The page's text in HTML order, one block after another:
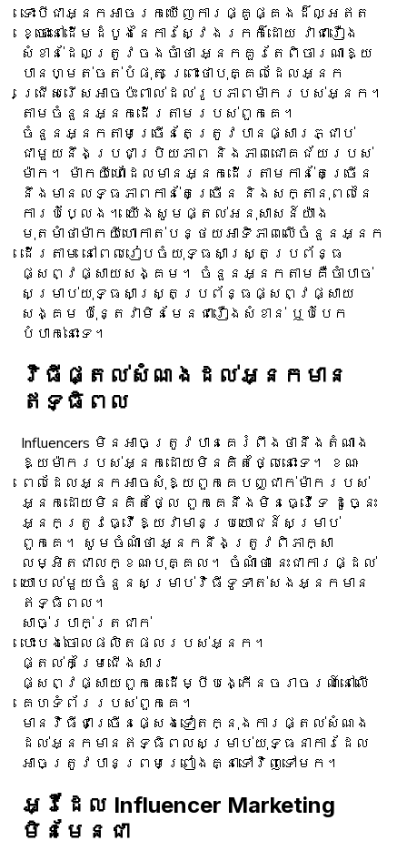
ទោះបីជាអ្នកអាចរកឃើញការផ្គូផ្គងដ៏ល្អឥត
ខ្ចោះនៅដើមដំបូងនៃការស្វែងរកក៏ដោយ វាជារឿង
សំខាន់ដែលត្រូវចងចាំថា អ្នកគួរតែពិចារណាឱ្យ
បានហ្មត់ចត់បំផុត ព្រោះថាបុគ្គលដែលអ្នក
ជ្រើសរើសអាចប៉ះពាល់ដល់រូបភាពម៉ាករបស់អ្នក។
តាមចំនួនអ្នកដើរតាមរបស់ពួកគេ។
ចំនួនអ្នកតាមច្រើនតែត្រូវបានផ្សារភ្ជាប់
ជាមួយនឹងប្រជាប្រិយភាព និងភាពជោគជ័យរបស់
ម៉ាក។ ម៉ាកយីហោដែលមានអ្នកដើរតាមកាន់តែច្រើន
នឹងមានលទ្ធភាពកាន់តែច្រើន និងសក្តានុពលនៃ
ការបំប្លែង។ យើងសូមផ្តល់អនុសាសន៍យ៉ាង
មុតមាំថាម៉ាកយីហោកាត់បន្ថយអាទិភាពលើចំនួនអ្នក
ដើរតាម នៅពេលរៀបចំយុទ្ធសាស្ត្រប្រព័ន្ធ
ផ្សព្វផ្សាយសង្គម។ ចំនួនអ្នកតាមគឺចាំបាច់
សម្រាប់យុទ្ធសាស្ត្រប្រព័ន្ធផ្សព្វផ្សាយ
សង្គម ប៉ុន្តែវាមិនមែនជារឿងសំខាន់ ឬបំបែក
បំបាក់នោះទេ។
វិធីផ្តល់សំណងដល់អ្នកមាន
ឥទ្ធិពល
Influencers មិនអាចត្រូវបានគេរំពឹងថានឹងតំណាង
ឱ្យម៉ាករបស់អ្នកដោយមិនគិតថ្លៃនោះទេ។ ខណៈ
ពេលដែលអ្នកអាចសុំឱ្យពួកគេបញ្ជាក់ម៉ាករបស់
អ្នកដោយមិនគិតថ្លៃ ពួកគេនឹងមិនធ្វើទេ ដូច្នេះ
អ្នកត្រូវធ្វើឱ្យវាមានប្រយោជន៍សម្រាប់
ពួកគេ។ សូមចំណាំថា អ្នកនឹងត្រូវពិភាក្សា
លម្អិតជាលក្ខណៈបុគ្គល។ ចំណាំថា នេះជាការផ្ដល់
យោបល់មួយចំនួនសម្រាប់វិធីទូទាត់សងអ្នកមាន
ឥទ្ធិពល។
សាច់ប្រាក់ត្រជាក់
បោះបង់ចោលផលិតផលរបស់អ្នក។
ផ្តល់កម្រៃជើងសារ
ផ្សព្វផ្សាយពួកគេដើម្បីបង្កើនចរាចរណ៍នៅលើ
គេហទំព័ររបស់ពួកគេ។
មានវិធីជាច្រើនផ្សេងទៀតក្នុងការផ្តល់សំណង
ដល់អ្នកមានឥទ្ធិពលសម្រាប់យុទ្ធនាការដែល
អាចត្រូវបានព្រមព្រៀងគ្នាទៅវិញទៅមក។
អ្វីដែល Influencer Marketing
មិនមែនជា